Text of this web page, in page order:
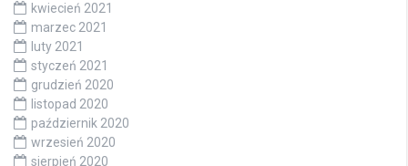
kwiecień 2021
marzec 2021
luty 2021
styczeń 2021
grudzień 2020
listopad 2020
październik 2020
wrzesień 2020
sierpień 2020